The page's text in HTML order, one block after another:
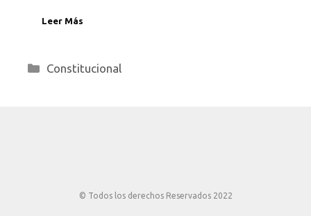
Leer Más
Categorías
Constitucional
© Todos los derechos Reservados 2022